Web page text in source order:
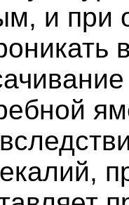
и при